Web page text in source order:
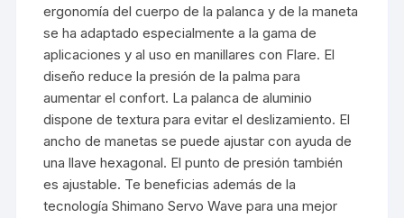
ergonomía del cuerpo de la palanca y de la maneta
se ha adaptado especialmente a la gama de
aplicaciones y al uso en manillares con Flare. El
diseño reduce la presión de la palma para
aumentar el confort. La palanca de aluminio
dispone de textura para evitar el deslizamiento. El
ancho de manetas se puede ajustar con ayuda de
una llave hexagonal. El punto de presión también
es ajustable. Te beneficias además de la
tecnología Shimano Servo Wave para una mejor